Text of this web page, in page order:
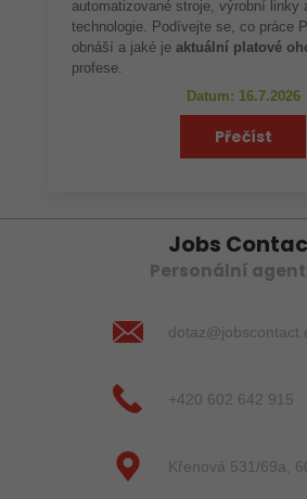
automatizované stroje, výrobní linky
technologie. Podívejte se, co práce
obnáší a jaké je aktuální platové
profese.
Datum: 16.7.2026
Přečíst
Jobs
Personální
+420 602 642 915
Křenová 531/69a,